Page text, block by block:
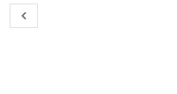
Magyarország
folytatnak Magyarországgal
« Previous